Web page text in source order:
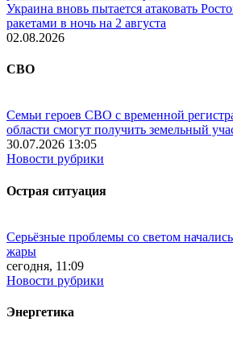
Украина вновь пытается атаковать
ракетами в ночь на 2 августа
02.08.2026
СВО
Семьи героев СВО с временной
области смогут получить земельный
30.07.2026 13:05
Новости рубрики
Острая ситуация
Серьёзные проблемы со светом начались
жары
сегодня, 11:09
Новости рубрики
Энергетика